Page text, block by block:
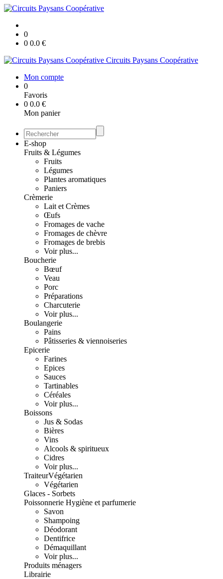
0
0 0.0 €
Circuits Paysans Coopérative
Mon compte
0
Favoris
0 0.0 €
Mon panier
E-shop
Fruits & Légumes
Fruits
Légumes
Plantes aromatiques
Paniers
Crèmerie
Lait et Crèmes
Œufs
Fromages de vache
Fromages de chèvre
Fromages de brebis
Voir plus...
Boucherie
Bœuf
Veau
Porc
Préparations
Charcuterie
Voir plus...
Boulangerie
Pains
Pâtisseries & viennoiseries
Epicerie
Farines
Epices
Sauces
Tartinables
Céréales
Voir plus...
Boissons
Jus & Sodas
Bières
Vins
Alcools & spiritueux
Cidres
Voir plus...
TraiteurVégétarien
Végétarien
Glaces - Sorbets
Poissonnerie Hygiène et parfumerie
Savon
Shampoing
Déodorant
Dentifrice
Démaquillant
Voir plus...
Produits ménagers
Librairie